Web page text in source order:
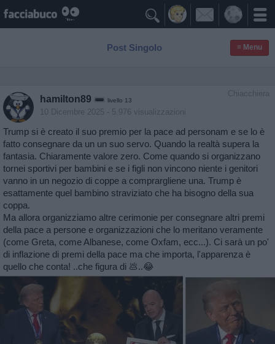

Post Singolo ≡ Menu
Chiacchiera
hamilton89 livello 13
10 Dicembre 2025 - 5.976 visualizzazioni
Trump si è creato il suo premio per la pace ad personam e se lo è
fatto consegnare da un un suo servo. Quando la realtà supera la
fantasia. Chiaramente valore zero. Come quando si organizzano
tornei sportivi per bambini e se i figli non vincono niente i genitori
vanno in un negozio di coppe a comprargliene una. Trump è
esattamente quel bambino straviziato che ha bisogno della sua
coppa.
Ma allora organizziamo altre cerimonie per consegnare altri premi
della pace a persone e organizzazioni che lo meritano veramente
(come Greta, come Albanese, come Oxfam, ecc...). Ci sarà un po'
di inflazione di premi della pace ma che importa, l'apparenza è
quello che conta! ..che figura di 💩..😂